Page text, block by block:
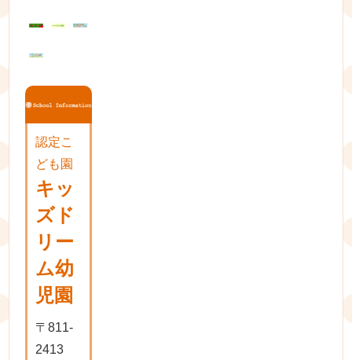
ョ
認定こ
ども園
キッ
ズド
リー
ム幼
児園
〒811-
2413